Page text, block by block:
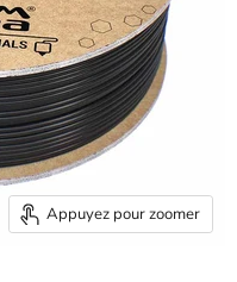
Appuyez pour zoomer